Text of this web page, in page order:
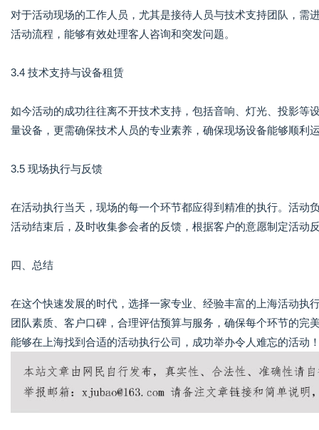
对于活动现场的工作人员，尤其是接待人员与技术支持团队，
活动流程，能够有效处理客人咨询和突发问题。
3.4 技术支持与设备租赁
如今活动的成功往往离不开技术支持，包括音响、灯光、投影等
量设备，更需确保技术人员的专业素养，确保现场设备能够顺利
3.5 现场执行与反馈
在活动执行当天，现场的每一个环节都应得到精准的执行。活动
活动结束后，及时收集参会者的反馈，根据客户的意愿制定活动
四、总结
在这个快速发展的时代，选择一家专业、经验丰富的上海活动执
团队素质、客户口碑，合理评估预算与服务，确保每个环节的
能够在上海找到合适的活动执行公司，成功举办令人难忘的活动